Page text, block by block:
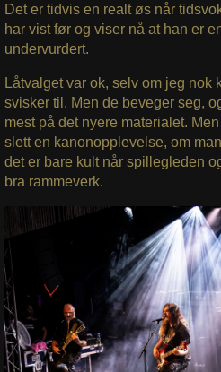
Det er tidvis en realt øs når
har vist før og viser nå at han er
undervurdert.
Låtvalget var ok, selv om jeg nok
svisker til. Men de beveger seg,
mest på det nyere materialet.
slett en kanonopplevelse, om
det er bare kult når spillegleden
bra rammeverk.